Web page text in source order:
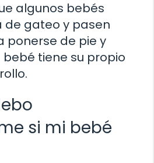
algunos bebés
gateo y pasen
ponerse de pie y
tiene su propio
si mi bebé